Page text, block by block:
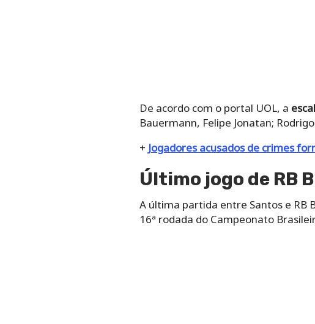
De acordo com o portal UOL, a
Bauermann, Felipe Jonatan;
+ Jogadores acusados de crimes
Último jogo de RB
A última partida entre Santos e RB
16ª rodada do Campeonato